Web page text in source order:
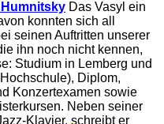
Das Vasyl ein
konnten sich all
seinen Auftritten unserer
ihn noch nicht kennen,
Studium in Lemberg und
Diplom,
Konzertexamen sowie
Neben seiner
Klavier, schreibt er